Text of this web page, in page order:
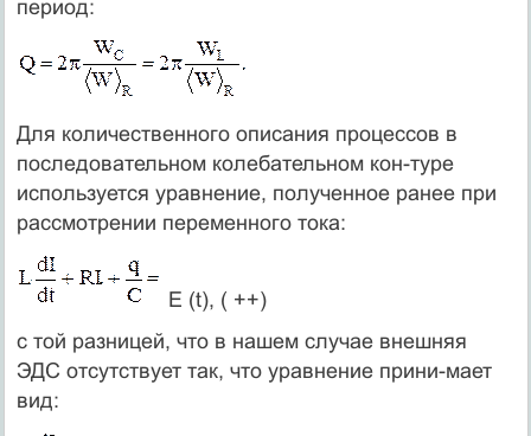
период:
Для количественного описания процессов в
последовательном колебательном кон-туре
используется уравнение, полученное ранее при
рассмотрении переменного тока:
E (t), ( ++)
с той разницей, что в нашем случае внешняя
ЭДС отсутствует так, что уравнение прини-мает
вид: